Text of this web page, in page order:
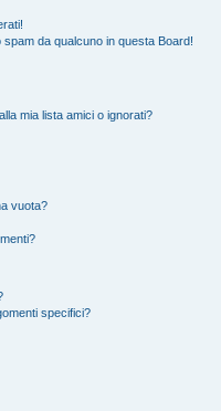
da qualcuno in questa Board!
mia lista amici o ignorati?
vuota?
specifici?